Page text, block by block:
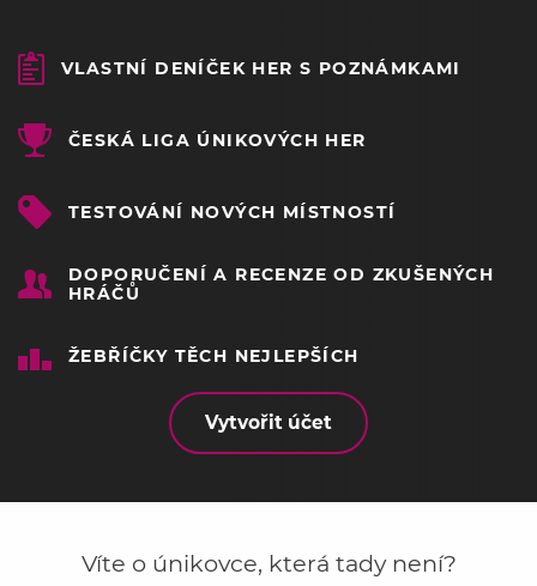
VLASTNÍ DENÍČEK HER S POZNÁMKAMI
ČESKÁ LIGA ÚNIKOVÝCH HER
TESTOVÁNÍ NOVÝCH MÍSTNOSTÍ
DOPORUČENÍ A RECENZE OD ZKUŠENÝCH
HRÁČŮ
ŽEBŘÍČKY TĚCH NEJLEPŠÍCH
Vytvořit účet
Víte o únikovce, která tady není?